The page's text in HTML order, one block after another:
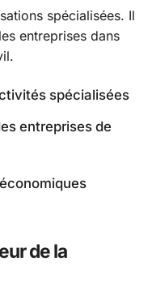
spécialisées. Il
entreprises dans
spécialisées
entreprises de
de la